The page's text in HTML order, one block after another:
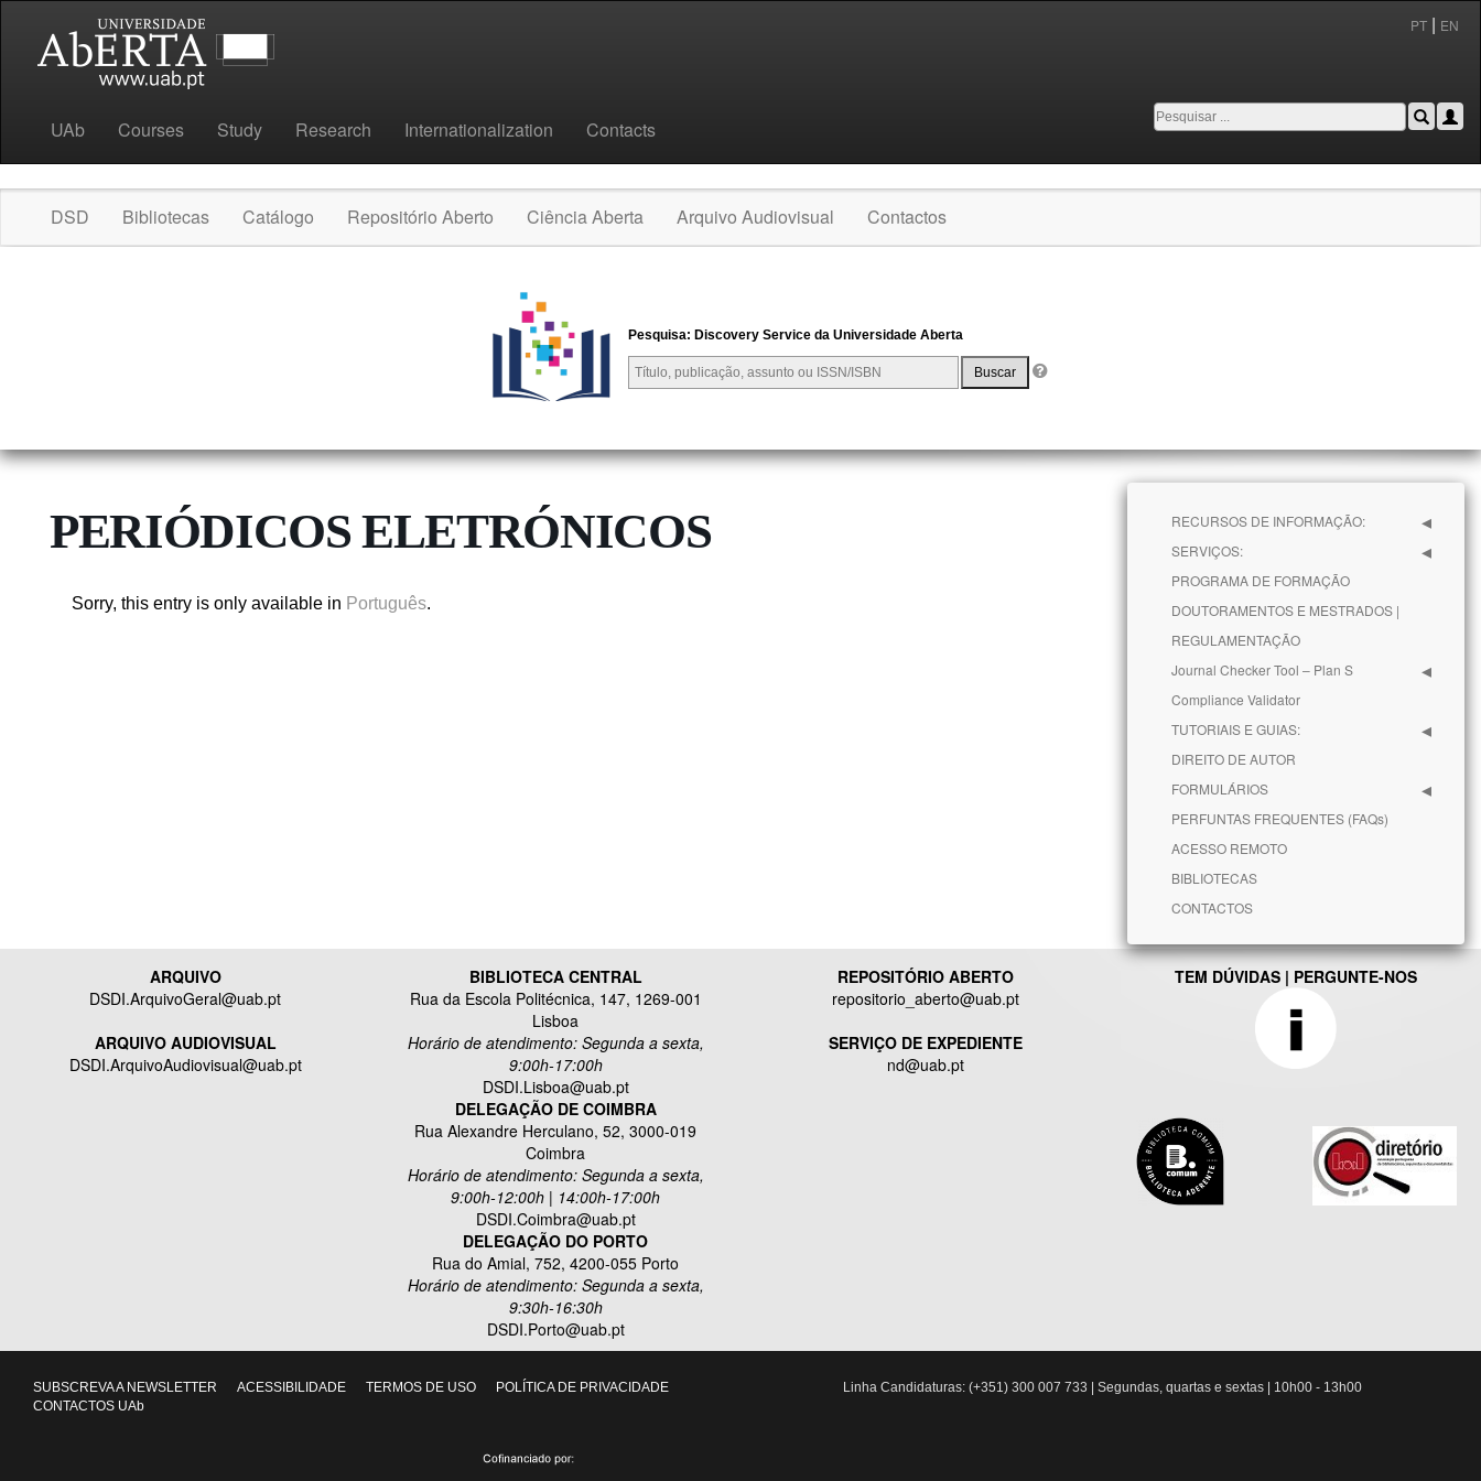
PT| EN
UAb Courses Study Research Internationalization Contacts
DSD Bibliotecas Catálogo Repositório Aberto Ciência Aberta Arquivo Audiovisual Contactos
Pesquisa: Discovery Service da Universidade Aberta
Buscar
RECURSOS DE INFORMAÇÃO:
SERVIÇOS:
PROGRAMA DE FORMAÇÃO
DOUTORAMENTOS E MESTRADOS |
REGULAMENTAÇÃO
Journal Checker Tool – Plan S
Compliance Validator
TUTORIAIS E GUIAS:
DIREITO DE AUTOR
FORMULÁRIOS
PERFUNTAS FREQUENTES (FAQs)
ACESSO REMOTO
BIBLIOTECAS
CONTACTOS
PERIÓDICOS ELETRÓNICOS
Sorry, this entry is only available in Português.
ARQUIVO
DSDI.ArquivoGeral@uab.pt
ARQUIVO AUDIOVISUAL
DSDI.ArquivoAudiovisual@uab.pt
BIBLIOTECA CENTRAL
Rua da Escola Politécnica, 147, 1269-001
Lisboa
Horário de atendimento: Segunda a sexta,
9:00h-17:00h
DSDI.Lisboa@uab.pt
DELEGAÇÃO DE COIMBRA
Rua Alexandre Herculano, 52, 3000-019
Coimbra
Horário de atendimento: Segunda a sexta,
9:00h-12:00h | 14:00h-17:00h
DSDI.Coimbra@uab.pt
DELEGAÇÃO DO PORTO
Rua do Amial, 752, 4200-055 Porto
Horário de atendimento: Segunda a sexta,
9:30h-16:30h
DSDI.Porto@uab.pt
REPOSITÓRIO ABERTO
repositorio_aberto@uab.pt
SERVIÇO DE EXPEDIENTE
nd@uab.pt
TEM DÚVIDAS | PERGUNTE-NOS
SUBSCREVA A NEWSLETTER ACESSIBILIDADE TERMOS DE USO
POLÍTICA DE PRIVACIDADE
CONTACTOS UAb
Linha Candidaturas: (+351) 300 007 733 | Segundas, quartas e sextas | 10h00 - 13h00